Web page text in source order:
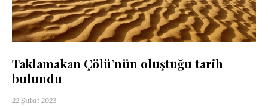
Taklamakan Çölü’nün oluştuğu tarih
bulundu
22 Şubat 2023